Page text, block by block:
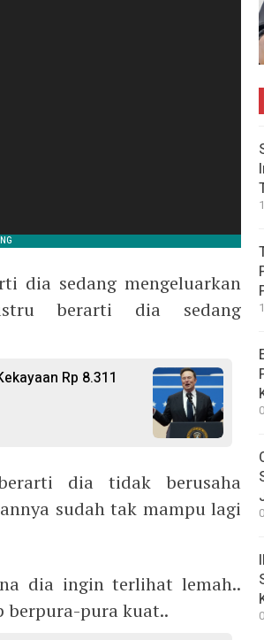
dia sedang mengeluarkan
berarti dia sedang
Rp 8.311
dia tidak berusaha
sudah tak mampu lagi
dia ingin terlihat lemah..
berpura-pura kuat..